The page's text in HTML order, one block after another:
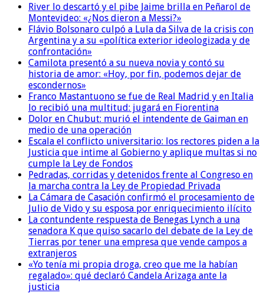
River lo descartó y el pibe Jaime brilla en Peñarol de
Montevideo: «¿Nos dieron a Messi?»
Flávio Bolsonaro culpó a Lula da Silva de la crisis con
Argentina y a su «política exterior ideologizada y de
confrontación»
Camilota presentó a su nueva novia y contó su
historia de amor: «Hoy, por fin, podemos dejar de
escondernos»
Franco Mastantuono se fue de Real Madrid y en Italia
lo recibió una multitud: jugará en Fiorentina
Dolor en Chubut: murió el intendente de Gaiman en
medio de una operación
Escala el conflicto universitario: los rectores piden a la
Justicia que intime al Gobierno y aplique multas si no
cumple la Ley de Fondos
Pedradas, corridas y detenidos frente al Congreso en
la marcha contra la Ley de Propiedad Privada
La Cámara de Casación confirmó el procesamiento de
Julio de Vido y su esposa por enriquecimiento ilícito
La contundente respuesta de Benegas Lynch a una
senadora K que quiso sacarlo del debate de la Ley de
Tierras por tener una empresa que vende campos a
extranjeros
«Yo tenía mi propia droga, creo que me la habían
regalado»: qué declaró Candela Arizaga ante la
justicia